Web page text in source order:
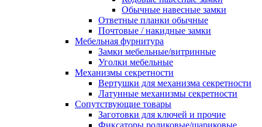
Обычные навесные замки
Ответные планки обычные
Почтовые / накидные замки
Мебельная фурнитура
Замки мебельные/витринные
Уголки мебельные
Механизмы секретности
Вертушки для механизма секретности
Латунные механизмы секретности
Сопутствующие товары
Заготовки для ключей и прочие